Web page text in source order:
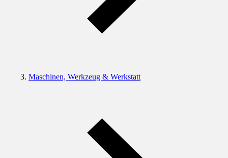
Maschinen, Werkzeug & Werkstatt